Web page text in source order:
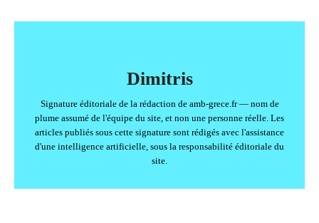
Dimitris
Signature éditoriale de la rédaction de amb-grece.fr — nom de
plume assumé de l'équipe du site, et non une personne réelle. Les
articles publiés sous cette signature sont rédigés avec l'assistance
d'une intelligence artificielle, sous la responsabilité éditoriale du
site.